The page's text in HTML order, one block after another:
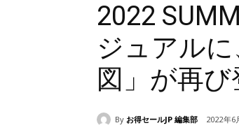
2022
ジュアル
図」が再び
By お得セールJP 編集部 2022年6